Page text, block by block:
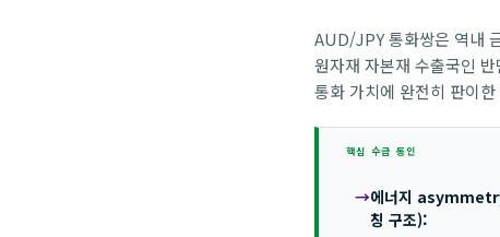
AUD/JPY 통화쌍은 역내
원자재 자본재 수출국인
통화 가치에 완전히 판이
핵심 수급 동인
에너지
칭 구조):